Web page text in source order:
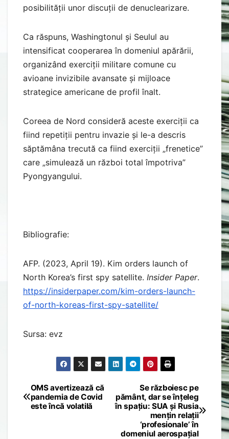
posibilității unor discuții de denuclearizare.
Ca răspuns, Washingtonul și Seulul au
intensificat cooperarea în domeniul apărării,
organizând exerciții militare comune cu
avioane invizibile avansate și mijloace
strategice americane de profil înalt.
Coreea de Nord consideră aceste exerciții ca
fiind repetiții pentru invazie și le-a descris
săptămâna trecută ca fiind exerciții „frenetice”
care „simulează un război total împotriva”
Pyongyangului.
Bibliografie:
AFP. (2023, April 19). Kim orders launch of
North Korea’s first spy satellite. Insider Paper.
https://insiderpaper.com/kim-orders-launch-
of-north-koreas-first-spy-satellite/
Sursa: evz
Post
navigation
Se războiesc pe
pământ, dar se înțeleg
în spațiu: SUA și Rusia
mențin relații
‘profesionale’ în
domeniul aerospațial
OMS avertizează că
pandemia de Covid
este încă volatilă